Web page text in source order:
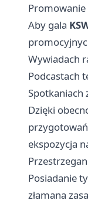
Promowanie
Aby gala
Wywiadach
Podcastach
Spotkaniach
Dzięki
ekspozycja
Posiadanie
złamana